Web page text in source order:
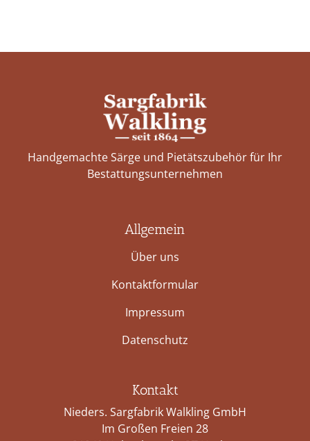
Handgemachte Särge und Pietätszubehör für Ihr
Bestattungs­unternehmen
Allgemein
Über uns
Kontaktformular
Impressum
Datenschutz
Kontakt
Nieders. Sargfabrik Walkling GmbH
Im Großen Freien 28